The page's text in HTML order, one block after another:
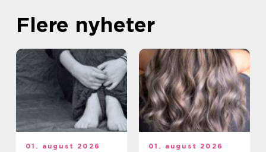
Flere nyheter
01. august 2026 01. august 2026